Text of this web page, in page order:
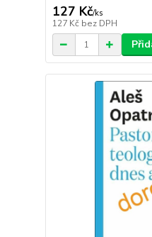
127 Kč/ks
127 Kč bez DPH